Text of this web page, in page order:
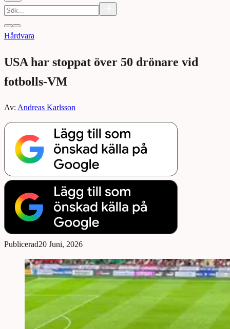
Hårdvara
USA har stoppat över 50 drönare vid
fotbolls-VM
Av: Andreas Karlsson
Publicerad20 Juni, 2026